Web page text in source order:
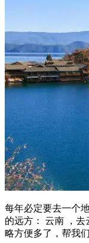
每年必定要去一个
的远方： 云南 ，
略方便多了，帮我